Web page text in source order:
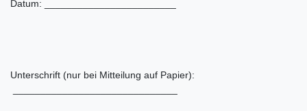
Datum: ________________________
Unterschrift (nur bei Mitteilung auf Papier):